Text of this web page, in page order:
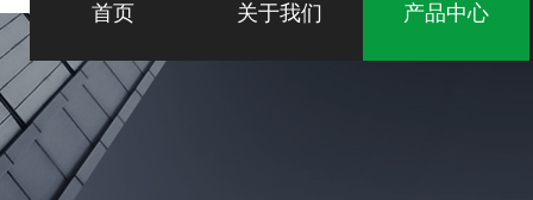
首页 关于我们 产品中心